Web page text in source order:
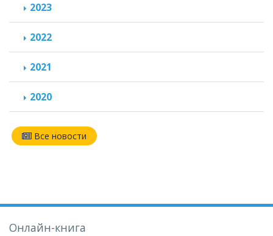
2023
2022
2021
2020
Все новости
Онлайн-книга